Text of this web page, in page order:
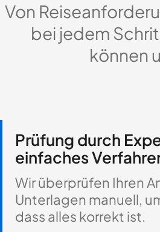
Von
bei jedem
können
Prüfung durch
einfaches
Wir überprüfen Ihren
Unterlagen manuell,
dass alles korrekt ist.